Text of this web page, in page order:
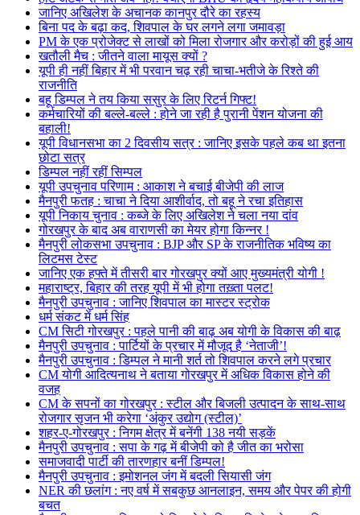
जानिए अखिलेश के अचानक कानपुर दौरे का रहस्य
बिना पद के बढ़ा कद, शिवपाल के घर लगने लगा जमावड़ा
PM के एक प्रोजेक्ट से लाखों को मिला रोजगार और करोड़ों की हुई आय
खतौली मैच : जीतने वाला मायूस क्यों ?
यूपी ही नहीं बिहार में भी परवान चढ़ रही चाचा-भतीजे के रिश्ते की
राजनीति
बहू डिम्पल ने तय किया ससुर के लिए रिटर्न गिफ्ट!
कर्मचारियों की बल्ले-बल्ले : होने जा रही है पुरानी पेंशन योजना की
बहाली!
यूपी विधानसभा का 2 दिवसीय सत्र : जानिए इसके पहले कब था इतना
छोटा सत्र
डिम्पल नहीं रहीं सिम्पल
यूपी उपचुनाव परिणाम : आकाश ने बचाई बीजेपी की लाज
मैनपुरी फतह : चाचा ने दिया आशीर्वाद, तो बहू ने रचा इतिहास
यूपी निकाय चुनाव : कब्जे के लिए अखिलेश ने चला नया दांव
गोरखपुर के बाद अब वाराणसी का मेयर होगा किन्नर !
मैनपुरी लोकसभा उपचुनाव : BJP और SP के राजनीतिक भविष्य का
लिटमस टेस्ट
जानिए एक हफ्ते में तीसरी बार गोरखपुर क्यों आए मुख्यमंत्री योगी !
महाराष्ट्र, बिहार की तरह यूपी में भी होगा तख़्ता पलट!
मैनपुरी उपचुनाव : जानिए शिवपाल का मास्टर स्ट्रोक
धर्म संकट में धर्म सिंह
CM सिटी गोरखपुर : पहले पानी की बाढ़ अब योगी के विकास की बाढ़
मैनपुरी उपचुनाव : पार्टियों के प्रचार में मौजूद है ‘नेताजी’!
मैनपुरी उपचुनाव : डिम्पल ने मानी शर्त तो शिवपाल करने लगे प्रचार
CM योगी आदित्यनाथ ने बताया गोरखपुर में अधिक विकास होने की
वजह
CM के सपनों का गोरखपुर : स्टील और बिजली उत्पादन के साथ-साथ
रोजगार सृजन भी करेगा ‘अंकुर उद्योग (स्टील)’
शहर-ए-गोरखपुर : निगम क्षेत्र में बनेंगी 138 नयी सड़कें
मैनपुरी उपचुनाव : सपा के गढ़ में बीजेपी को है जीत का भरोसा
समाजवादी पार्टी की तारणहार बनीं डिम्पल!
मैनपुरी उपचुनाव : इमोशनल जंग में बदली सियासी जंग
NER की छलांग : नए वर्ष में सबकुछ आनलाइन, समय और पेपर की होगी
बचत